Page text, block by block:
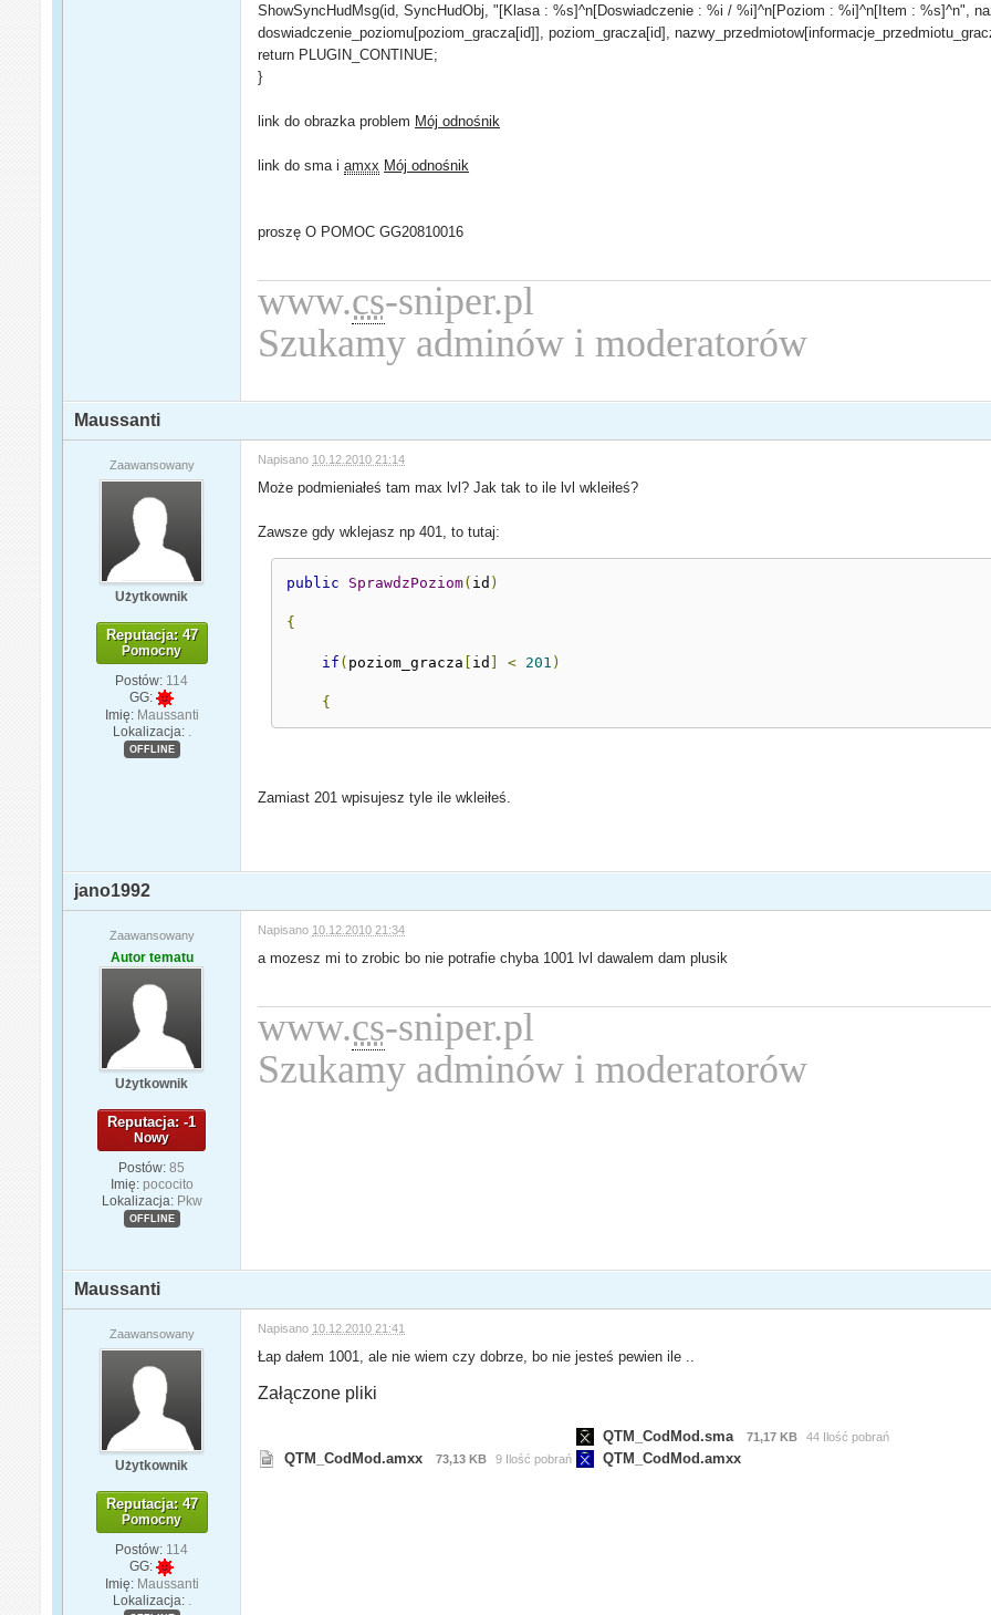
ShowSyncHudMsg(id, SyncHudObj, "[Klasa : %s]^n[Doswiadczenie : %i / %i]^n[Poziom : %i]^n[Item : %s]^n",
doswiadczenie_poziomu[poziom_gracza[id]], poziom_gracza[id],
return PLUGIN_CONTINUE;
}
link do obrazka problem Mój odnośnik
link do sma iamxx Mój odnośnik
proszę O POMOC GG20810016
www.cs-sniper.pl
Szukamy adminów i moderatorów
Maussanti
Zaawansowany
Użytkownik
Reputacja: 47
Pomocny
Postów: 114
GG:
Imię: Maussanti
Lokalizacja:
OFFLINE
Napisano 10.12.2010 21:14
Może podmieniałeś tam max lvl? Jak tak to ile lvl wkleiłeś?
Zawsze gdy wklejasz np 401, to tutaj:
public SprawdzPoziom( id )
{
if ( poziom_gracza [ id ] < 201 )
{
Zamiast 201 wpisujesz tyle ile wkleiłeś.
jano1992
Zaawansowany
Autor tematu
Użytkownik
Reputacja: -1
Nowy
Postów: 85
Imię: pococito
Lokalizacja: Pkw
OFFLINE
Napisano 10.12.2010 21:34
a mozesz mi to zrobic bo nie potrafie chyba 1001 lvl dawalem dam plusik
www.cs-sniper.pl
Szukamy adminów i moderatorów
Maussanti
Zaawansowany
Użytkownik
Reputacja: 47
Pomocny
Postów: 114
GG:
Imię: Maussanti
Lokalizacja:
Napisano 10.12.2010 21:41
Łap dałem 1001, ale nie wiem czy dobrze, bo nie jesteś pewien ile ..
Załączone pliki
QTM_CodMod.amxx 73,13 KB 9 Ilość pobrań
QTM_CodMod.sma 71,17 KB 44 Ilość pobrań
QTM_CodMod.amxx